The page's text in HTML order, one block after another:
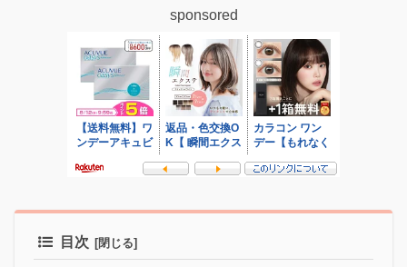
sponsored
目次